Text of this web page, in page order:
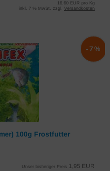
16,60 EUR pro Kg
inkl. 7 % MwSt. zzgl. Versandkosten
100g Frostfutter
Unser bisheriger Preis 1,95 EUR
-7%